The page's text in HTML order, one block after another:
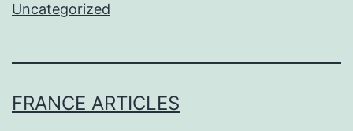
Uncategorized
FRANCE ARTICLES